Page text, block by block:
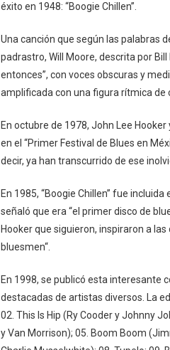
éxito en 1948: “Boogie Chillen”.
Una canción que según las palabras
padrastro, Will Moore, descrita por
entonces”, con voces obscuras y
amplificada con una figura rítmica de
En octubre de 1978, John Lee
en el “Primer Festival de Blues en
decir, ya han transcurrido de ese
En 1985, “Boogie Chillen” fue
señaló que era “el primer disco de
Hooker que siguieron, inspiraron a
bluesmen“.
En 1998, se publicó esta interesante
destacadas de artistas diversos. La
02. This Is Hip (Ry Cooder y Johnny
y Van Morrison); 05. Boom Boom